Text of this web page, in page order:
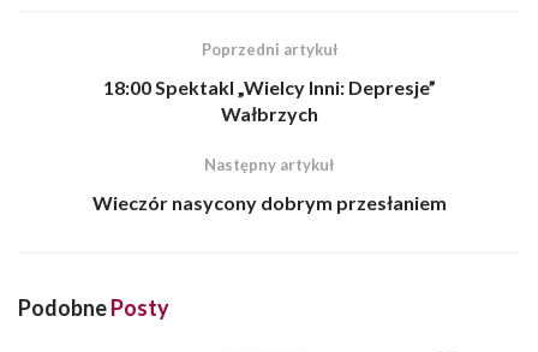
Poprzedni artykuł
18:00 Spektakl „Wielcy Inni: Depresje”
Wałbrzych
Następny artykuł
Wieczór nasycony dobrym przesłaniem
PodobnePosty